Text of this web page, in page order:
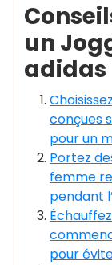
un
adidas
conçues
pour un
Portez
femme
pendant
pour